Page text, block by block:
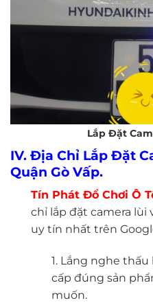
Lắp Đặt
IV. Địa Chỉ Lắp Đặt
Quận Gò Vấp.
Tín Phát Đồ Chơi Ô
chỉ lắp đặt camera lùi
uy tín nhất trên
1. Lắng nghe
cấp đúng sản
muốn.